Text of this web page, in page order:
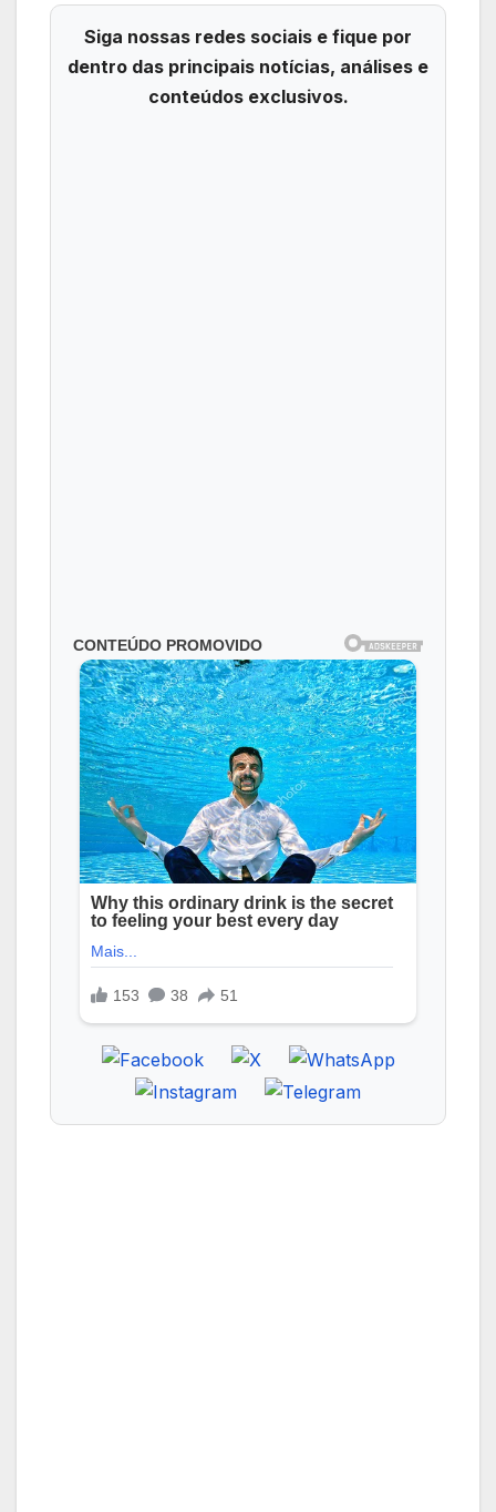
Siga nossas redes sociais e fique por
dentro das principais notícias, análises e
conteúdos exclusivos.